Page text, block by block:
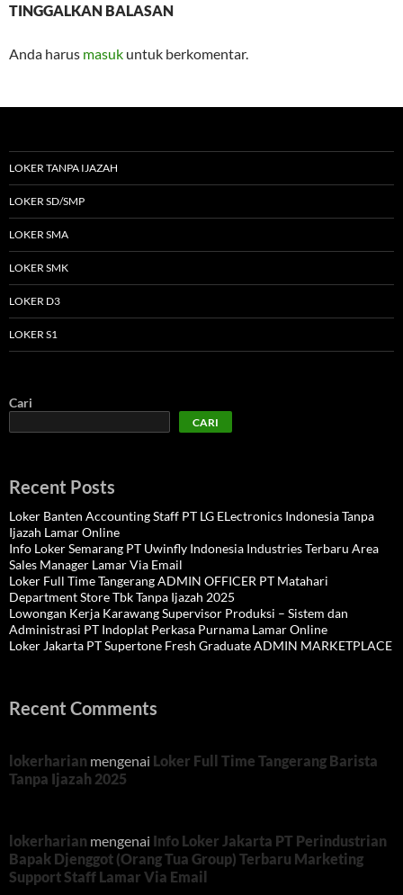
TINGGALKAN BALASAN
Anda harus masuk untuk berkomentar.
LOKER TANPA IJAZAH
LOKER SD/SMP
LOKER SMA
LOKER SMK
LOKER D3
LOKER S1
Cari
CARI
Recent Posts
Loker Banten Accounting Staff PT LG ELectronics Indonesia Tanpa
Ijazah Lamar Online
Info Loker Semarang PT Uwinfly Indonesia Industries Terbaru Area
Sales Manager Lamar Via Email
Loker Full Time Tangerang ADMIN OFFICER PT Matahari
Department Store Tbk Tanpa Ijazah 2025
Lowongan Kerja Karawang Supervisor Produksi – Sistem dan
Administrasi PT Indoplat Perkasa Purnama Lamar Online
Loker Jakarta PT Supertone Fresh Graduate ADMIN MARKETPLACE
Recent Comments
lokerharian mengenai Loker Full Time Tangerang Barista
Tanpa Ijazah 2025
lokerharian mengenai Info Loker Jakarta PT Perindustrian
Bapak Djenggot (Orang Tua Group) Terbaru Marketing
Support Staff Lamar Via Email